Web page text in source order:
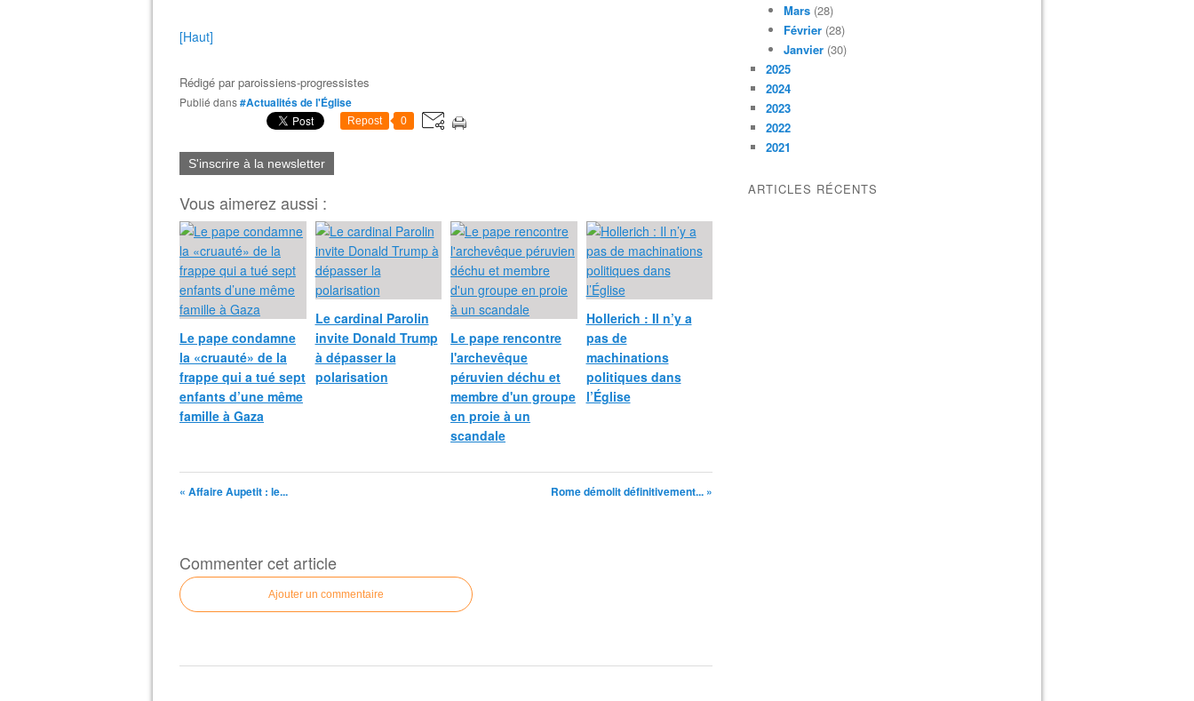
[Haut]
Rédigé parparoissiens-progressistes
Publié dans#Actualités de l'Église
Repost 0
S'inscrire à la newsletter
Vous aimerez aussi :
Le pape condamne
la «cruauté» de la
frappe qui a tué sept
enfants d’une même
famille à Gaza
Le cardinal Parolin
invite Donald Trump
à dépasser la
polarisation
Le pape rencontre
l'archevêque
péruvien déchu et
membre d'un groupe
en proie à un
scandale
Hollerich : Il n’y a
pas de
machinations
politiques dans
l’Église
« Affaire Aupetit : le... Rome démolit définitivement... »
Commenter cet article
Ajouter un commentaire
Mars (28)
Février (28)
Janvier (30)
2025
2024
2023
2022
2021
ARTICLES RÉCENTS